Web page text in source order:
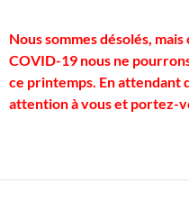
Nous sommes désolés,
COVID-19 nous ne
ce printemps. Enattendant
attention à vous et portez-